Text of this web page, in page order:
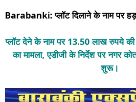
Barabanki: प्लॉट दिलाने के नाम पर
प्लॉट देने के नाम पर 13.50 लाख रुपये
का मामला, एडीजी के निर्देश पर नगर
शुरू।